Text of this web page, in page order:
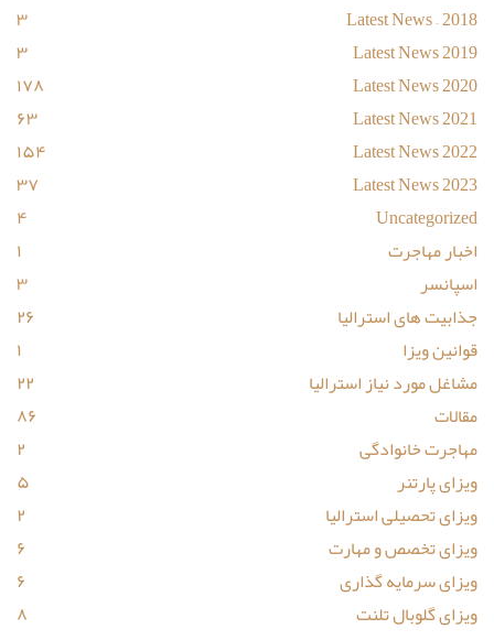
Latest News – 2018
۳
Latest News 2019
۳
Latest News 2020
۱۷۸
Latest News 2021
۶۳
Latest News 2022
۱۵۴
Latest News 2023
۳۷
Uncategorized
۴
اخبار مهاجرت
۱
اسپانسر
۳
جذابیت های استرالیا
۲۶
قوانین ویزا
۱
مشاغل مورد نیاز استرالیا
۲۲
مقالات
۸۶
مهاجرت خانوادگی
۲
ویزای پارتنر
۵
ویزای تحصیلی استرالیا
۲
ویزای تخصص و مهارت
۶
ویزای سرمایه گذاری
۶
ویزای گلوبال تلنت
۸